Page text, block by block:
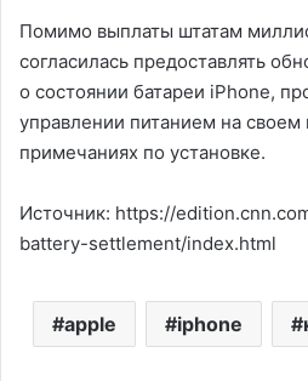
Помимо выплаты штатам
согласилась предоставлять
о состоянии батареи iPhone,
управлении питанием на своем
примечаниях по установке.
Источник: https://
battery-settlement/index.html
apple iphone